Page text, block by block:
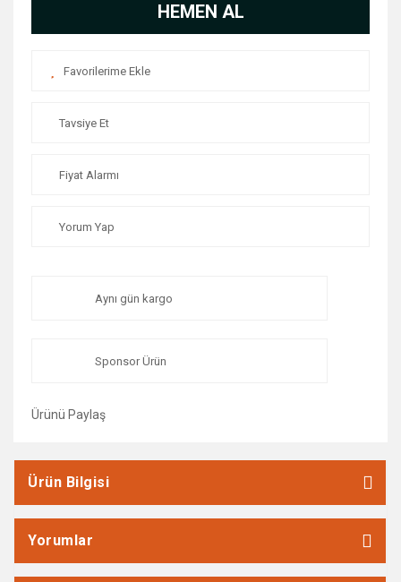
HEMEN AL
Tavsiye Et
Fiyat Alarmı
Yorum Yap
Aynı gün kargo
Sponsor Ürün
Ürünü Paylaş
Ürün Bilgisi
Yorumlar